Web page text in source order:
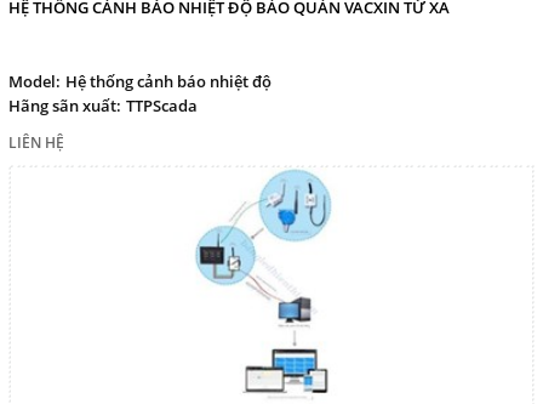
HỆ THỐNG CẢNH BÁO NHIỆT ĐỘ BẢO QUẢN VACXIN TỪ XA
Model: Hệ thống cảnh báo nhiệt độ
Hãng sãn xuất: TTPScada
LIÊN HỆ